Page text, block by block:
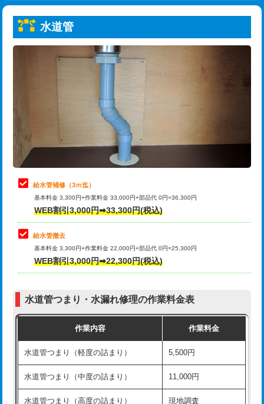
給水管工事※（ライニング鋼管・銅
管・ポリ管・HT管使用/3ｍまで)
給水管工事※（ライニング鋼管・銅
管・ポリ管・HT管使用/3ｍ超え)
排水管工事（土の掘削・埋め戻し作
11,000円~
排水管工事（排水管工事/3ｍまで） 55,000円
排水管工事（追加 排水管工事/3ｍ超
マス交換（土の掘削・埋め戻し作業）
マス交換（深さ50㎝未満）
マス交換（深さ50㎝以上）
コンクリート斫り（厚さ10㎝まで）
モルタル補修（厚さ10㎝超え） 38,500円
洗面台設置 38,500円
化粧台設置 22,000円
トーラー機使用/3mまで
追加トーラー機使用/3m超え
33,000円
8,800円
止水・漏水調査・防水処理・清掃・修
理・調整・分解・加工など（軽作業）
11,000円
止水・漏水調査・防水処理・清掃・修
理・調整・分解・加工など（中作業）
止水・漏水調査・防水処理・清掃・修
理・調整・分解・加工など（重作業）
33,000円
その他部品の脱着
交換・取付（タンク）
式）)
式・ワンホール）)
交換・取付(排水栓・排水トラップ
22,000円+材料費
水道管
給水管補修（3ｍ迄）
基本料金 3,300円+作業料金 33,000円+部品代 0円=36,300円
WEB割引3,000円➡33,300円(税込)
給水管撤去
基本料金 3,300円+作業料金 22,000円+部品代 0円=25,300円
WEB割引3,000円➡22,300円(税込)
水道管つまり・水漏れ修理の作業料金表
作業内容 作業料金
水道管つまり（軽度の詰まり） 5,500円
水道管つまり（中度の詰まり） 11,000円
水道管つまり（高度の詰まり） 現地調査